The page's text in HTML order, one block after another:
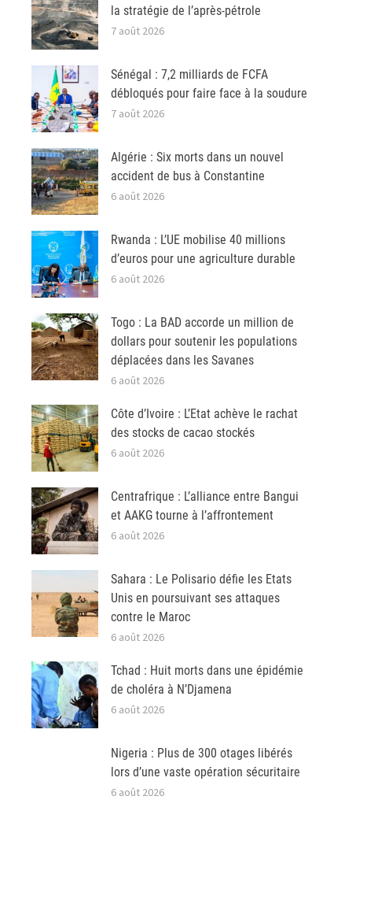
la stratégie de l’après-pétrole
7 août 2026
Sénégal : 7,2 milliards de FCFA
débloqués pour faire face à la soudure
7 août 2026
Algérie : Six morts dans un nouvel
accident de bus à Constantine
6 août 2026
Rwanda : L’UE mobilise 40 millions
d’euros pour une agriculture durable
6 août 2026
Togo : La BAD accorde un million de
dollars pour soutenir les populations
déplacées dans les Savanes
6 août 2026
Côte d’Ivoire : L’Etat achève le rachat
des stocks de cacao stockés
6 août 2026
Centrafrique : L’alliance entre Bangui
et AAKG tourne à l’affrontement
6 août 2026
Sahara : Le Polisario défie les Etats
Unis en poursuivant ses attaques
contre le Maroc
6 août 2026
Tchad : Huit morts dans une épidémie
de choléra à N’Djamena
6 août 2026
Nigeria : Plus de 300 otages libérés
lors d’une vaste opération sécuritaire
6 août 2026